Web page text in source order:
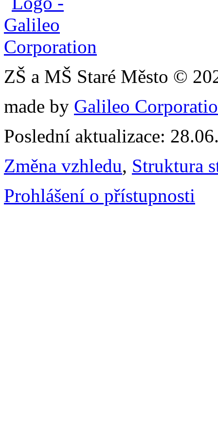
ZŠ a MŠ Staré Město ©
made by Galileo
Poslední aktualizace:
Změna vzhledu, Struktura
Prohlášení o přístupnosti